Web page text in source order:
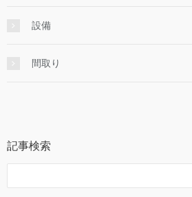
設備
間取り
記事検索